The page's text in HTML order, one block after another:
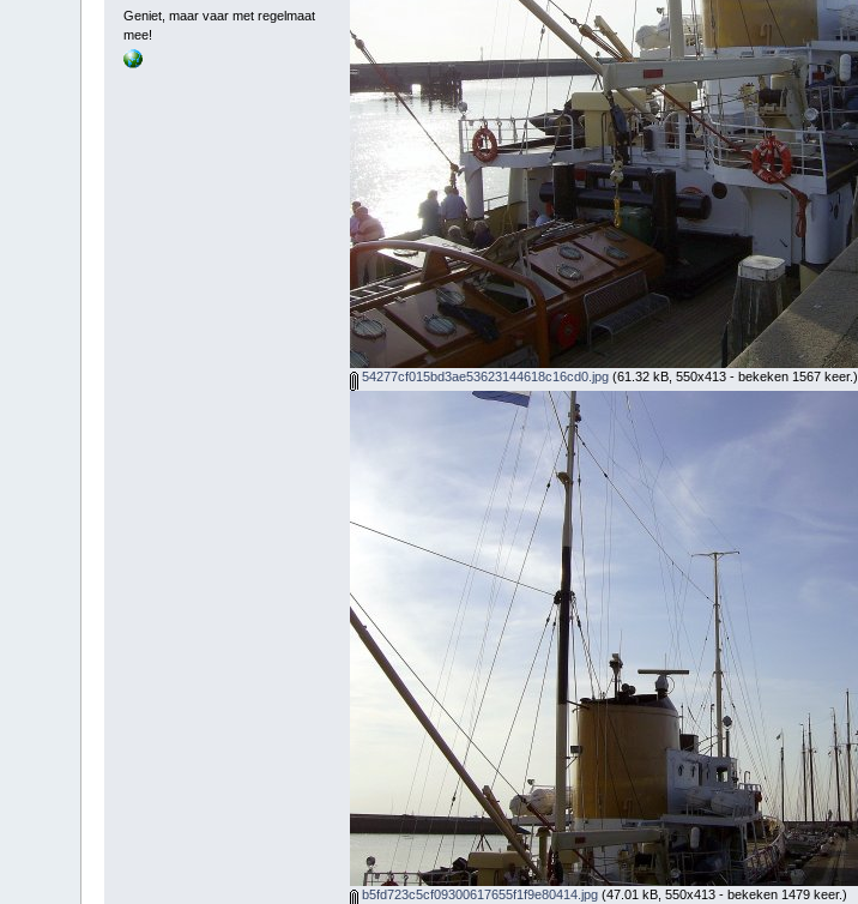
Geniet, maar vaar met regelmaat
mee!
54277cf015bd3ae53623144618c16cd0.jpg (61.32 kB, 550x413 - bekeken 1567 keer.)
b5fd723c5cf09300617655f1f9e80414.jpg (47.01 kB, 550x413 - bekeken 1479 keer.)